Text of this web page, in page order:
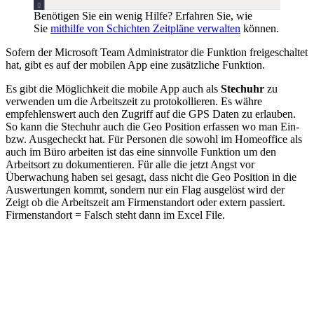
Benötigen Sie ein wenig Hilfe? Erfahren Sie, wie
Sie mithilfe von Schichten Zeitpläne verwalten können.
Sofern der Microsoft Team Administrator die Funktion freigeschaltet
hat, gibt es auf der mobilen App eine zusätzliche Funktion.
Es gibt die Möglichkeit die mobile App auch als Stechuhr zu
verwenden um die Arbeitszeit zu protokollieren. Es währe
empfehlenswert auch den Zugriff auf die GPS Daten zu erlauben.
So kann die Stechuhr auch die Geo Position erfassen wo man Ein-
bzw. Ausgecheckt hat. Für Personen die sowohl im Homeoffice als
auch im Büro arbeiten ist das eine sinnvolle Funktion um den
Arbeitsort zu dokumentieren. Für alle die jetzt Angst vor
Überwachung haben sei gesagt, dass nicht die Geo Position in die
Auswertungen kommt, sondern nur ein Flag ausgelöst wird der
Zeigt ob die Arbeitszeit am Firmenstandort oder extern passiert.
Firmenstandort = Falsch steht dann im Excel File.